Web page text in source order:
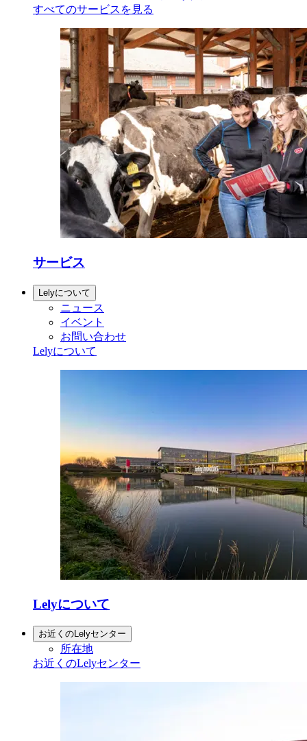
すべてのサービスを見る
サービス
Lelyについて
ニュース
イベント
お問い合わせ
Lelyについて
Lelyについて
お近くのLelyセンター
所在地
お近くのLelyセンター